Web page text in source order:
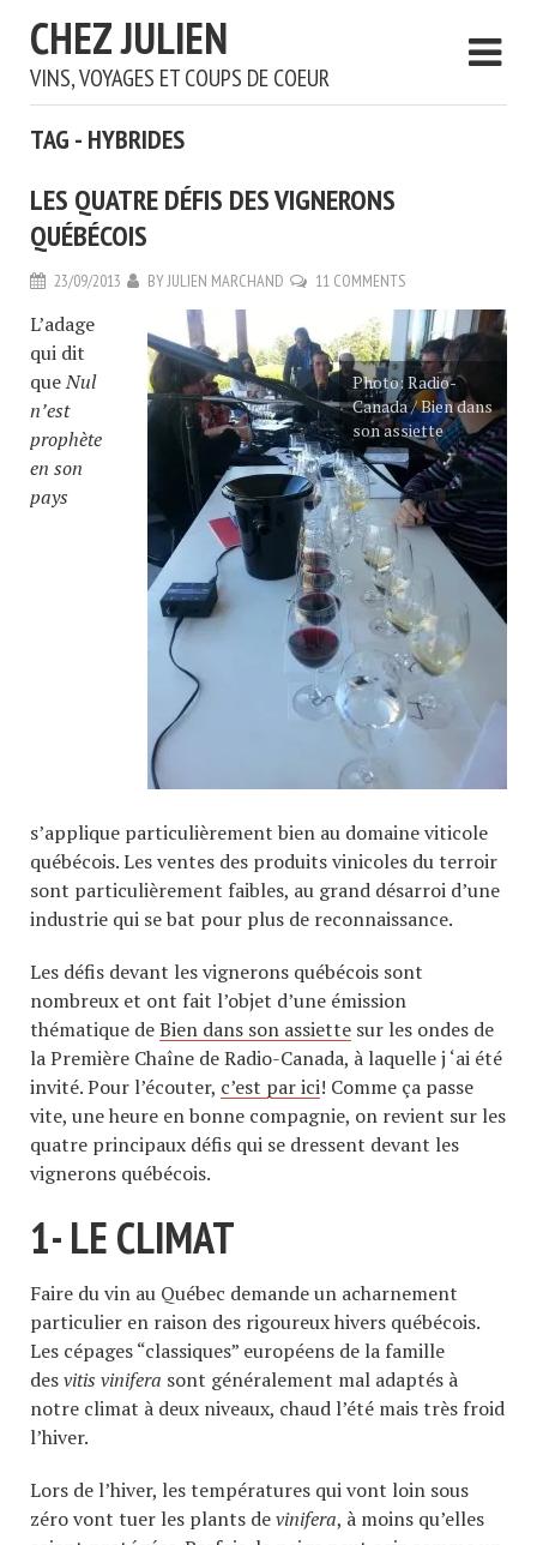
CHEZ JULIEN
VINS, VOYAGES ET COUPS DE COEUR
TAG - HYBRIDES
LES QUATRE DÉFIS DES VIGNERONS
QUÉBÉCOIS
23/09/2013 BYJULIEN MARCHAND 11 COMMENTS
Photo: Radio-
Canada / Bien dans
son assiette
L’adage
qui dit
queNul
n’est
prophète
en son
pays
s’applique particulièrement bien au domaine viticole
québécois. Les ventes des produits vinicoles du terroir
sont particulièrement faibles, au grand désarroi d’une
industrie qui se bat pour plus de reconnaissance.
Les défis devant les vignerons québécois sont
nombreux et ont fait l’objet d’une émission
thématique deBien dans son assiette sur les ondes de
la Première Chaîne de Radio-Canada, à laquelle j ‘ai été
invité. Pour l’écouter, c’est par ici! Comme ça passe
vite, une heure en bonne compagnie, on revient sur les
quatre principaux défis qui se dressent devant les
vignerons québécois.
1- LE CLIMAT
Faire du vin au Québec demande un acharnement
particulier en raison des rigoureux hivers québécois.
Les cépages “classiques” européens de la famille
desvitis vinifera sont généralement mal adaptés à
notre climat à deux niveaux, chaud l’été mais très froid
l’hiver.
Lors de l’hiver, les températures qui vont loin sous
zéro vont tuer les plants devinifera, à moins qu’elles